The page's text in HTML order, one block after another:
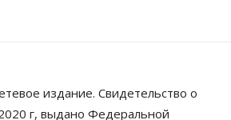
издание. Свидетельство о
г, выдано Федеральной